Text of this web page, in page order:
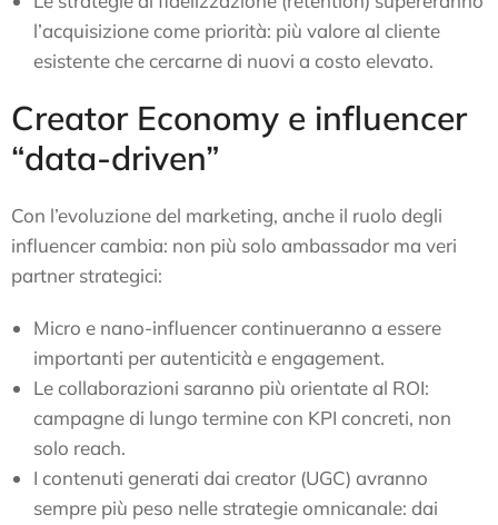
l’acquisizione come priorità: più valore al cliente
esistente che cercarne di nuovi a costo elevato.
Creator Economy e influencer
“data-driven”
Con l’evoluzione del marketing, anche il ruolo degli
influencer cambia: non più solo ambassador ma veri
partner strategici:
Micro e nano-influencer continueranno a essere
importanti per autenticità e engagement.
Le collaborazioni saranno più orientate al ROI:
campagne di lungo termine con KPI concreti, non
solo reach.
I contenuti generati dai creator (UGC) avranno
sempre più peso nelle strategie omnicanale: dai